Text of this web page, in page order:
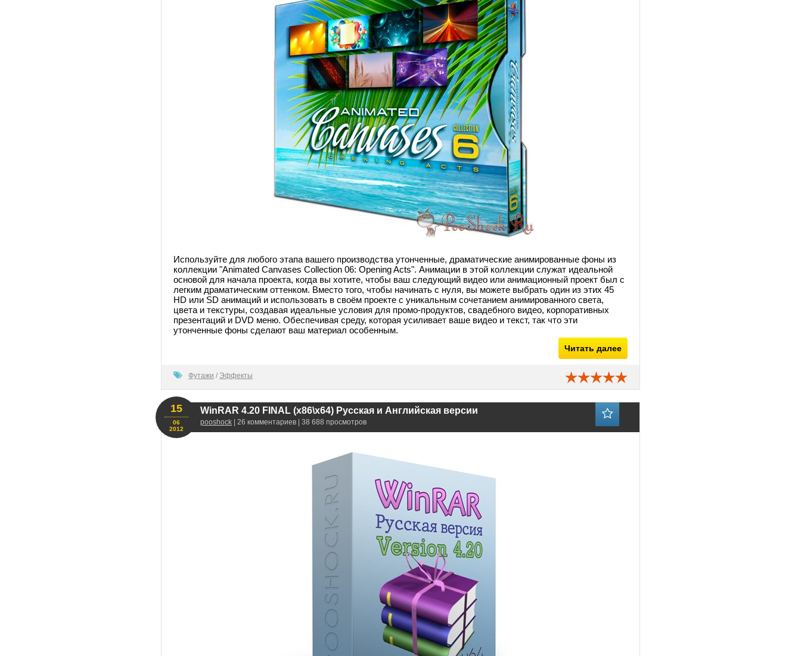
Используйте для любого этапа вашего производства утонченные, драматические анимированные фоны из
коллекции "Animated Canvases Collection 06: Opening Acts". Анимации в этой коллекции служат идеальной
основой для начала проекта, когда вы хотите, чтобы ваш следующий видео или анимационный проект был с
легким драматическим оттенком. Вместо того, чтобы начинать с нуля, вы можете выбрать один из этих 45
HD или SD анимаций и использовать в своём ​​проекте с уникальным сочетанием анимированного света,
цвета и текстуры, создавая идеальные условия для промо-продуктов, свадебного видео, корпоративных
презентаций и DVD меню. Обеспечивая среду, которая усиливает ваше видео и текст, так что эти
утонченные фоны сделают ваш материал особенным.
Читать далее
Футажи / Эффекты
WinRAR 4.20 FINAL (x86\x64) Русская и Английская версии
pooshock | 26 комментариев | 38 688 просмотров
15
06
2012